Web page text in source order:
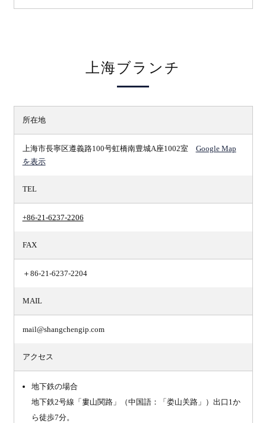
上海ブランチ
所在地
上海市長寧区遵義路100号虹橋南豊城A座1002室 Google Map
を表示
TEL
+86-21-6237-2206
FAX
＋86-21-6237-2204
MAIL
mail@shangchengip.com
アクセス
地下鉄の場合
地下鉄2号線「婁山関路」（中国語：「娄山关路」）出口1か
ら徒歩7分。